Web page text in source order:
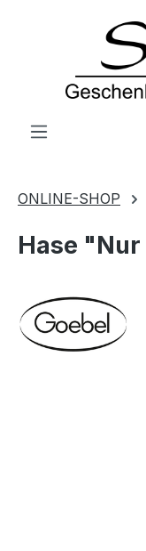
Zum Hauptinhalt
ONLINE-SHOP
Hase